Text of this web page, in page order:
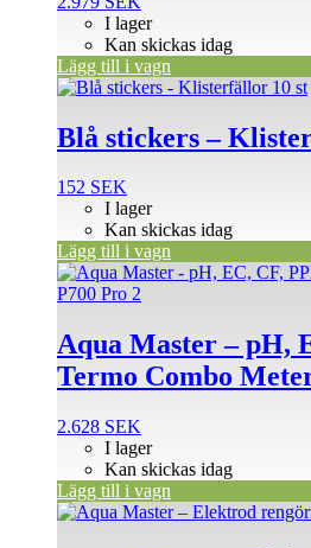
I lager
Kan skickas idag
Lägg till i vagn
Blå stickers –
152 SEK
I lager
Kan skickas idag
Lägg till i vagn
Aqua Master – pH,
Termo Combo
2.628 SEK
I lager
Kan skickas idag
Lägg till i vagn